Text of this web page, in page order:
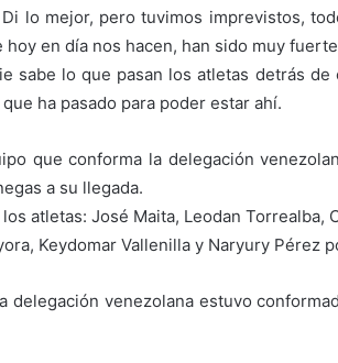
lo mejor, pero tuvimos imprevistos,
en día nos hacen, han sido muy
sabe lo que pasan los atletas detrás
ha pasado para poder estar ahí.
que conforma la delegación
a su llegada.
atletas: José Maita, Leodan
Keydomar Vallenilla y Naryury Pérez
delegación venezolana estuvo